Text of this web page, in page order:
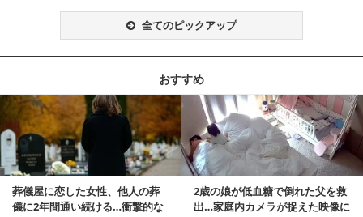
全てのピックアップ
おすすめ
葬儀屋に恋した女性、他人の葬
儀に2年間通い続ける…衝撃的な
2歳の娘が低血糖で倒れた父を救
出…家庭内カメラが捉えた映像に
記事を読む